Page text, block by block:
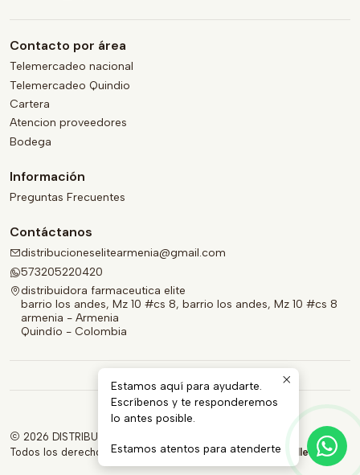
Contacto por área
Telemercadeo nacional
Telemercadeo Quindio
Cartera
Atencion proveedores
Bodega
Información
Preguntas Frecuentes
Contáctanos
distribucioneselitearmenia@gmail.com
573205220420
distribuidora farmaceutica elite
barrio los andes, Mz 10 #cs 8, barrio los andes, Mz 10 #cs 8
armenia - Armenia
Quindío - Colombia
2026 DISTRIBUIDORA FARMACÉUTICA ELITE.
Todos los derechos reservados.Desarrollado por Jumpseller
Estamos aquí para ayudarte.
Escríbenos y te responderemos
lo antes posible.
Estamos atentos para atenderte